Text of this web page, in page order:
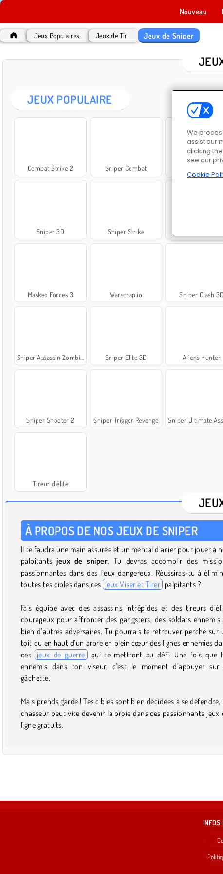
Nouveau
Jeux Populaires Jeux de Tir Jeux de Sniper
JEUX POPULAIRE
Combat Strike 2 Sniper Combat
Sniper 3D Sniper Strike
Masked Forces 3 Warscrap.io Sniper Clash 3D
Sniper Assassin Zombie Shooter Sniper Elite 3D Aliens Hunter
Sniper Shooter 2 Sniper Trigger Revenge Sniper Ultimate
Tireur d'élite
À PROPOS DE NOS JEUX DE SNIPER
Il te faudra une main assurée et un mental d’acier pour jouer à
palpitantsjeux de sniper. Tu devras accomplir des
passionnantes dans des lieux dangereux. Réussiras-tu à
toutes tes cibles dans ces jeux Viser et Tirer palpitants ?
Fais équipe avec des assassins intrépides et des tireurs
courageux pour affronter des gangsters, des soldats ennemis
bien d’autres adversaires. Tu pourrais te retrouver perché sur
toit ou en haut d’un arbre en plein cœur des lignes ennemies
ces
jeux de guerre qui te mettront au défi. Une fois que
ennemis dans ton viseur, c'est le moment d’appuyer sur
gâchette.
Mais prends garde ! Tes cibles sont bien décidées à se défendre.
chasseur peut vite devenir la proie dans ces passionnants jeux
ligne gratuits.
INFOS
We
assist our
clicking
see our
Cookie